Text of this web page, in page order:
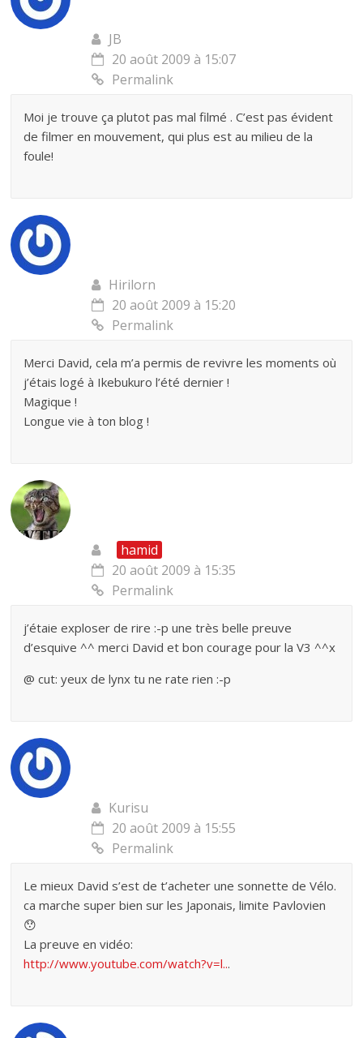
JB
20 août 2009 à 15:07
Permalink
Moi je trouve ça plutot pas mal filmé . C’est pas évident
de filmer en mouvement, qui plus est au milieu de la
foule!
Hirilorn
20 août 2009 à 15:20
Permalink
Merci David, cela m’a permis de revivre les moments où
j’étais logé à Ikebukuro l’été dernier !
Magique !
Longue vie à ton blog !
hamid
20 août 2009 à 15:35
Permalink
j’étaie exploser de rire :-p une très belle preuve
d’esquive ^^ merci David et bon courage pour la V3 ^^x
@ cut: yeux de lynx tu ne rate rien :-p
Kurisu
20 août 2009 à 15:55
Permalink
Le mieux David s’est de t’acheter une sonnette de Vélo.
ca marche super bien sur les Japonais, limite Pavlovien
😯
La preuve en vidéo:
http://www.youtube.com/watch?v=l...